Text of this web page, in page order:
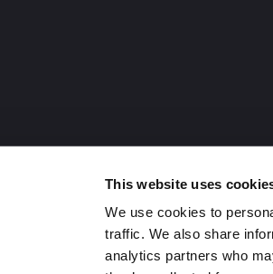
This website uses
We use cookies to
traffic. We also share
analytics partners who